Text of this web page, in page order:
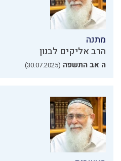
מתנה
הרב אליקים לבנון
ה אב התשפה (30.07.2025)